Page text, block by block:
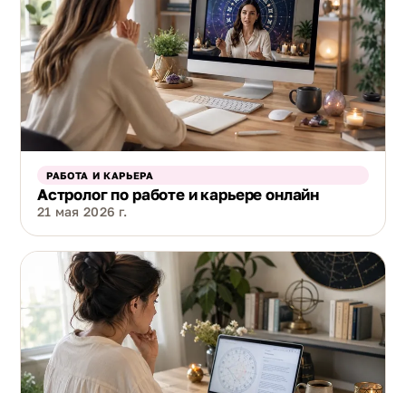
РАБОТА И КАРЬЕРА
Астролог по работе и карьере онлайн
21 мая 2026 г.